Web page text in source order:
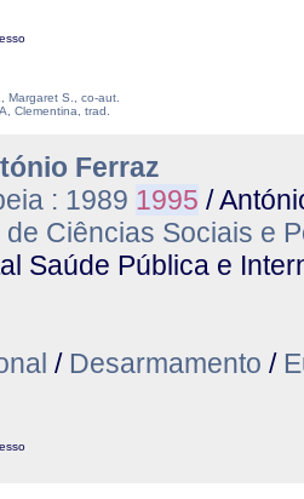
Margaret S., co-aut.
Clementina, trad.
Ferraz
: 1989 1995 /
Ciências Sociais e
Saúde Pública e
/ Desarmamento /